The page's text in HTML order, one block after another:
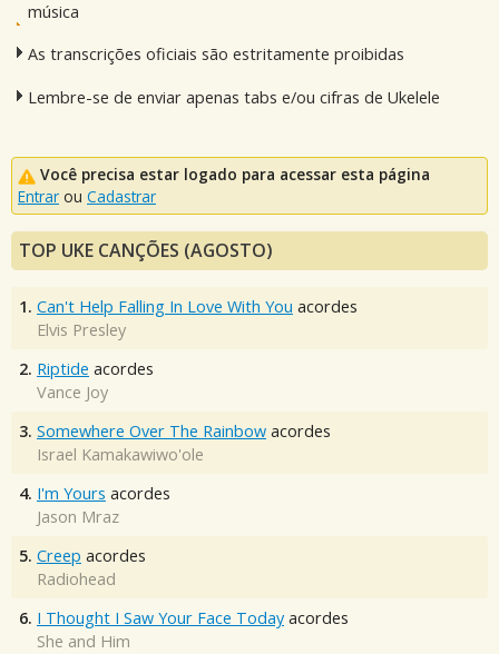
música
As transcrições oficiais são estritamente proibidas
Lembre-se de enviar apenas tabs e/ou cifras de Ukelele
Você precisa estar logado para acessar esta página
Entrar ou Cadastrar
TOP UKE CANÇÕES (AGOSTO)
1. Can't Help Falling In Love With You acordes
Elvis Presley
2. Riptide acordes
Vance Joy
3. Somewhere Over The Rainbow acordes
Israel Kamakawiwo'ole
4. I'm Yours acordes
Jason Mraz
5. Creep acordes
Radiohead
6. I Thought I Saw Your Face Today acordes
She and Him